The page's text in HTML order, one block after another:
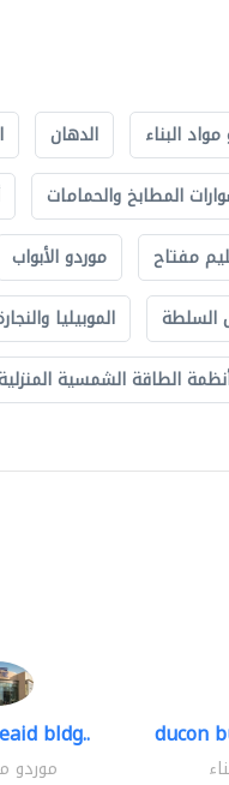
البناء الدهان
المطابخ والحمامات
مفتاح موردو الأبواب
السلطة الموبيليا
الطاقة الشمسية
bldg..
موردو
ducon